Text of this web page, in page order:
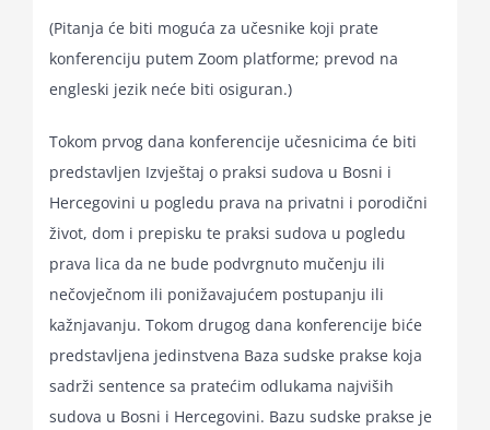
(Pitanja će biti moguća za učesnike koji prate
konferenciju putem Zoom platforme; prevod na
engleski jezik neće biti osiguran.)
Tokom prvog dana konferencije učesnicima će biti
predstavljen Izvještaj o praksi sudova u Bosni i
Hercegovini u pogledu prava na privatni i porodični
život, dom i prepisku te praksi sudova u pogledu
prava lica da ne bude podvrgnuto mučenju ili
nečovječnom ili ponižavajućem postupanju ili
kažnjavanju. Tokom drugog dana konferencije biće
predstavljena jedinstvena Baza sudske prakse koja
sadrži sentence sa pratećim odlukama najviših
sudova u Bosni i Hercegovini. Bazu sudske prakse je